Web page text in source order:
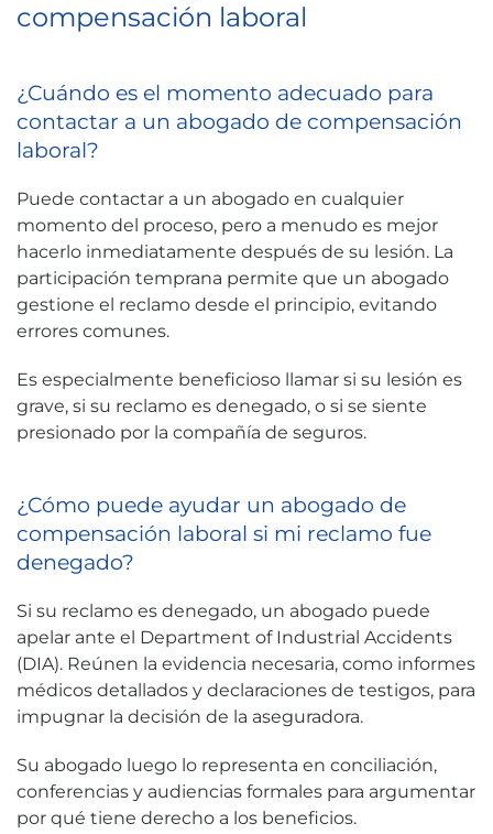
compensación laboral
¿Cuándo es el momento adecuado para
contactar a un abogado de compensación
laboral?
Puede contactar a un abogado en cualquier
momento del proceso, pero a menudo es mejor
hacerlo inmediatamente después de su lesión. La
participación temprana permite que un abogado
gestione el reclamo desde el principio, evitando
errores comunes.
Es especialmente beneficioso llamar si su lesión es
grave, si su reclamo es denegado, o si se siente
presionado por la compañía de seguros.
¿Cómo puede ayudar un abogado de
compensación laboral si mi reclamo fue
denegado?
Si su reclamo es denegado, un abogado puede
apelar ante el Department of Industrial Accidents
(DIA). Reúnen la evidencia necesaria, como informes
médicos detallados y declaraciones de testigos, para
impugnar la decisión de la aseguradora.
Su abogado luego lo representa en conciliación,
conferencias y audiencias formales para argumentar
por qué tiene derecho a los beneficios.